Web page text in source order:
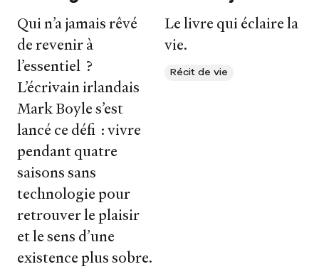
Qui n’a jamais rêvé
de revenir à
l’essentiel ?
L’écrivain irlandais
Mark Boyle s’est
lancé ce défi : vivre
pendant quatre
saisons sans
technologie pour
retrouver le plaisir
et le sens d’une
existence plus sobre.
Le livre qui éclaire la
vie.
Récit de vie